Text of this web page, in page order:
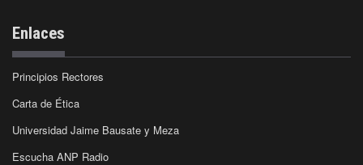
Enlaces
Principios Rectores
Carta de Ética
Universidad Jaime Bausate y Meza
Escucha ANP Radio